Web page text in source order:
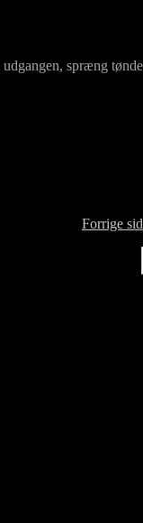
spræng
Forrige